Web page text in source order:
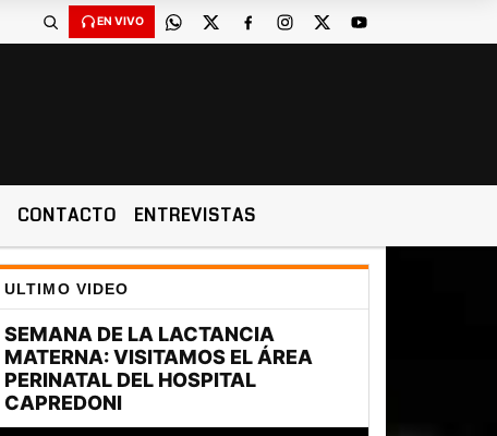
EN VIVO
CONTACTO ENTREVISTAS
ULTIMO VIDEO